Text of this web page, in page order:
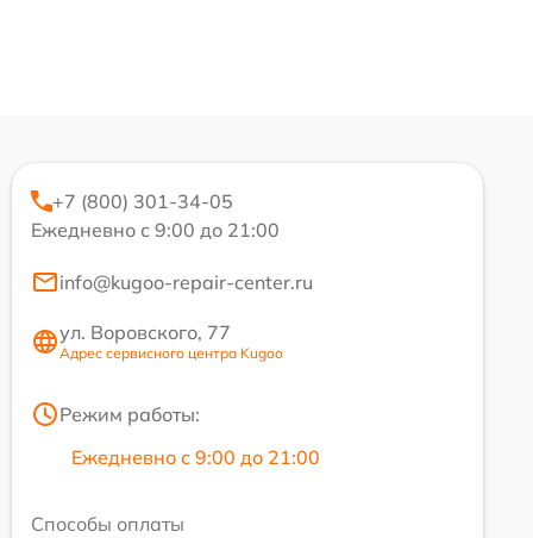
+7 (800) 301-34-05
Ежедневно с 9:00 до 21:00
info@kugoo-repair-center.ru
ул. Воровского, 77
Адрес сервисного центра Kugoo
Режим работы:
Ежедневно с 9:00 до 21:00
Способы оплаты